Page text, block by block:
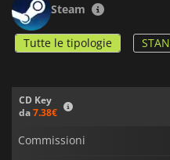
Steam
Tutte le tipologie
CD Key
da7.38€
Commissioni